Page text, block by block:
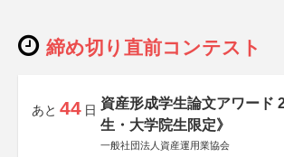
締め切り直前コンテスト
あと 44 日 資産形成学生論文アワード
生・大学院生限定》
一般社団法人資産運用業協会